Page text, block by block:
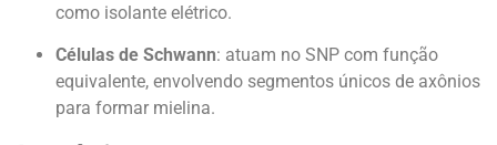
como isolante elétrico.
Células de Schwann: atuam no SNP com função
equivalente, envolvendo segmentos únicos de axônios
para formar mielina.